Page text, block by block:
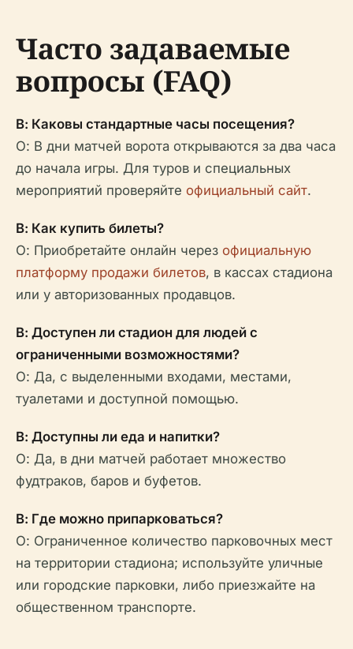
Часто задаваемые
вопросы (FAQ)
В: Каковы стандартные часы посещения?
О: В дни матчей ворота открываются за два часа
до начала игры. Для туров и специальных
мероприятий проверяйте официальный сайт.
В: Как купить билеты?
О: Приобретайте онлайн через официальную
платформу продажи билетов, в кассах стадиона
или у авторизованных продавцов.
В: Доступен ли стадион для людей с
ограниченными возможностями?
О: Да, с выделенными входами, местами,
туалетами и доступной помощью.
В: Доступны ли еда и напитки?
О: Да, в дни матчей работает множество
фудтраков, баров и буфетов.
В: Где можно припарковаться?
О: Ограниченное количество парковочных мест
на территории стадиона; используйте уличные
или городские парковки, либо приезжайте на
общественном транспорте.